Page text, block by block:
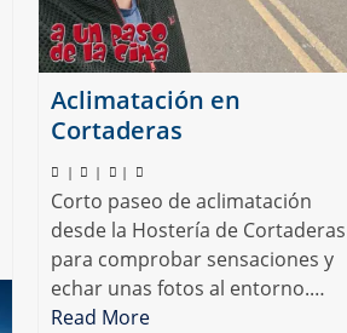
Aclimatación en
Cortaderas
| | |
Corto paseo de aclimatación
desde la Hostería de Cortaderas
para comprobar sensaciones y
echar unas fotos al entorno.…
Read More